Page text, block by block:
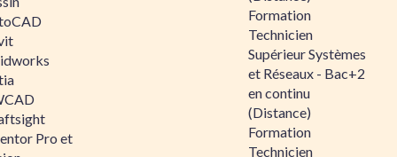
Pro et
Formation
Technicien
Supérieur Systèmes
et Réseaux - Bac+2
en continu
(Distance)
Formation
Technicien